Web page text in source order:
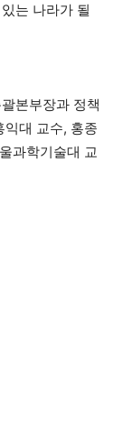
는 나라가 될
본부장과 정책
익대 교수, 홍종
과학기술대 교